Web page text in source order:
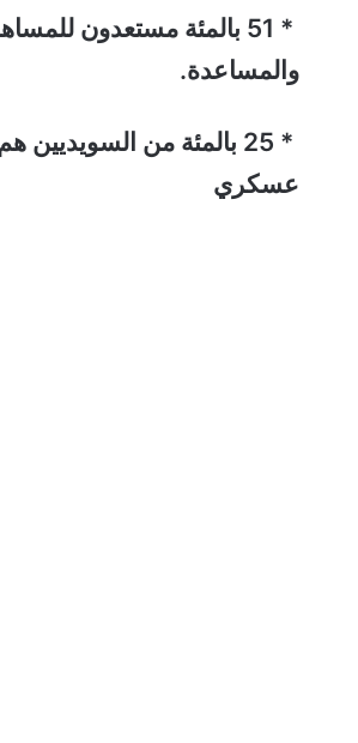
* 51 بالمئة مستعدون
والمساعدة.
* 25 بالمئة من
عسكري